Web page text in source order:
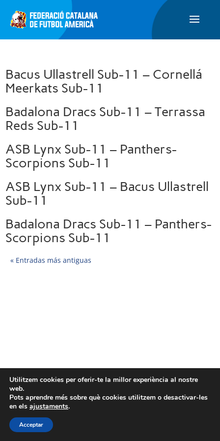
Bacus Ullastrell Sub-11 – Cornellá
Meerkats Sub-11
Badalona Dracs Sub-11 – Terrassa
Reds Sub-11
ASB Lynx Sub-11 – Panthers-
Scorpions Sub-11
ASB Lynx Sub-11 – Bacus Ullastrell
Sub-11
Badalona Dracs Sub-11 – Panthers-
Scorpions Sub-11
« Entradas más antiguas
Utilitzem cookies per oferir-te la millor experiència al nostre
web.
Pots aprendre més sobre què cookies utilitzem o desactivar-les
en els ajustaments.
Acceptar